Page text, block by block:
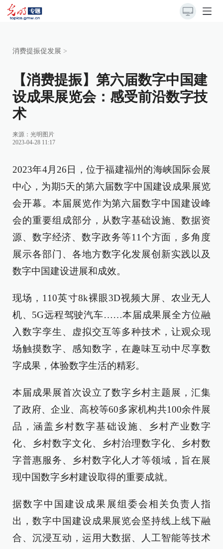
消费提振促发展 >
【消费提振】第六届数字中国建
设成果展览会：感受前沿数字技
术
来源： 光明图片
2023-04-28 11:17
2023年4月26日，位于福建福州的海峡国际会展
中心，为期5天的第六届数字中国建设成果展览
会开幕。本届展览作为第六届数字中国建设峰
会的重要组成部分，从数字基础设施、数据资
源、数字经济、数字政务等11个方面，多角度
展示各部门、各地方数字化发展创新实践以及
数字中国建设进展和成效。
现场，110英寸8k裸眼3D视频大屏、农业无人
机、5G远程驾驶汽车……本届成果展全方位融
入数字孪生、虚拟交互等多种技术，让观众现
场触摸数字、感知数字，在趣味互动中尽享数
字成果，体验数字生活的精彩。
本届成果展首次设立了数字乡村主题展，汇集
了政府、企业、高校等60多家机构共100余件展
品，涵盖乡村数字基础设施、乡村产业数字
化、乡村数字文化、乡村治理数字化、乡村数
字普惠服务、乡村数字化人才等领域，旨在展
现中国数字乡村建设取得的重要成就。
据数字中国建设成果展组委会相关负责人指
出，数字中国建设成果展览会坚持线上线下融
合、沉浸互动，运用大数据、人工智能等技术